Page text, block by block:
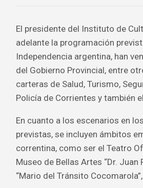
El presidente del Instituto de
adelante la programación
Independencia argentina, han
del Gobierno Provincial, entre
carteras de Salud, Turismo,
Policía de Corrientes y también
En cuanto a los escenarios en
previstas, se incluyen ámbitos
correntina, como ser el Teatro
Museo de Bellas Artes “Dr.
“Mario del Tránsito